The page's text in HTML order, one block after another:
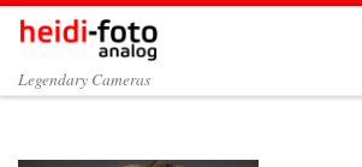
Zum Inhalt springen
Legendary Cameras